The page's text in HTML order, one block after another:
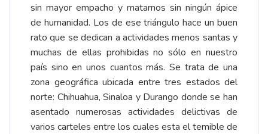
sin mayor empacho y matarnos sin ningún ápice
de humanidad. Los de ese triángulo hace un buen
rato que se dedican a actividades menos santas y
muchas de ellas prohibidas no sólo en nuestro
país sino en unos cuantos más. Se trata de una
zona geográfica ubicada entre tres estados del
norte: Chihuahua, Sinaloa y Durango donde se han
asentado numerosas actividades delictivas de
varios carteles entre los cuales esta el temible de